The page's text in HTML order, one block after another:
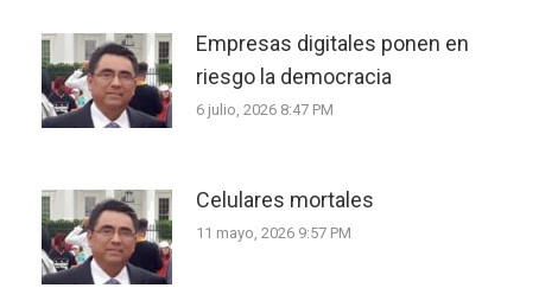
Empresas digitales ponen en
riesgo la democracia
6 julio, 2026 8:47 PM
Celulares mortales
11 mayo, 2026 9:57 PM